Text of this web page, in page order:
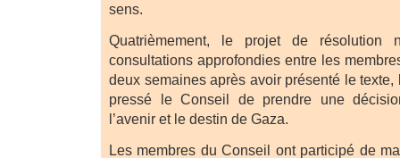
sens.
Quatrièmement, le projet de résolution
consultations approfondies entre les
deux semaines après avoir présenté le
pressé le Conseil de prendre une
l’avenir et le destin de Gaza.
Les membres du Conseil ont participé de